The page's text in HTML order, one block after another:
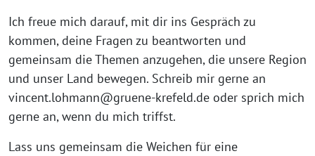
Ich freue mich darauf, mit dir ins Gespräch zu
kommen, deine Fragen zu beantworten und
gemeinsam die Themen anzugehen, die unsere Region
und unser Land bewegen. Schreib mir gerne an
vincent.lohmann@gruene-krefeld.de oder sprich mich
gerne an, wenn du mich triffst.
Lass uns gemeinsam die Weichen für eine